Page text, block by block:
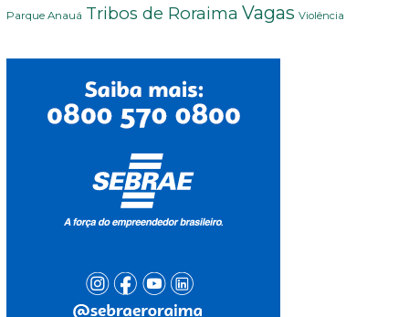
Parque Anauá Tribos de Roraima Vagas Violência